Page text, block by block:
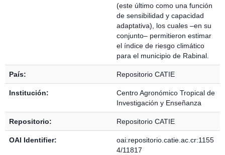
(este último como una función
de sensibilidad y capacidad
adaptativa), los cuales –en su
conjunto– permitieron estimar
el índice de riesgo climático
para el municipio de Rabinal.
País: Repositorio CATIE
Institución:
Centro Agronómico Tropical de
Investigación y Enseñanza
Repositorio: Repositorio CATIE
OAI Identifier:
oai:repositorio.catie.ac.cr:1155
4/11817